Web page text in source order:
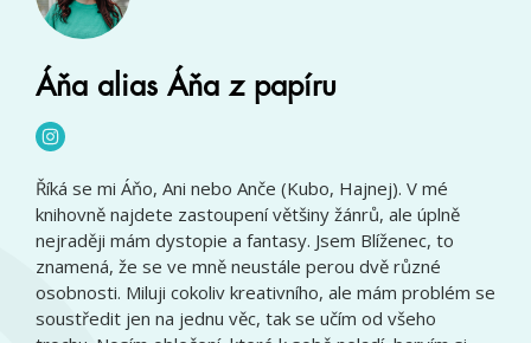
Áňa alias Áňa z papíru
Říká se mi Áňo, Ani nebo Anče (Kubo, Hajnej). V mé
knihovně najdete zastoupení většiny žánrů, ale úplně
nejraději mám dystopie a fantasy. Jsem Blíženec, to
znamená, že se ve mně neustále perou dvě různé
osobnosti. Miluji cokoliv kreativního, ale mám problém se
soustředit jen na jednu věc, tak se učím od všeho